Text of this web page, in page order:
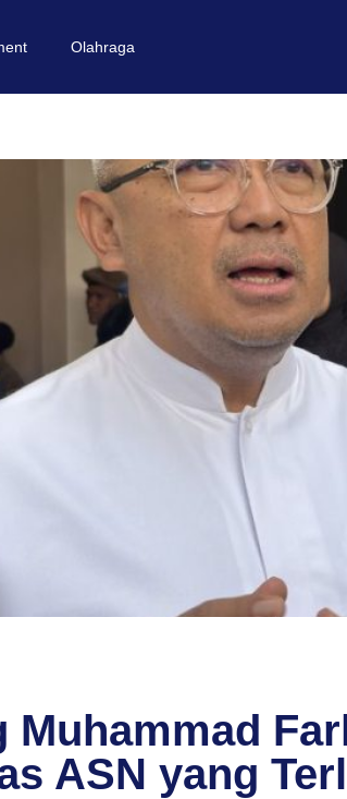
Olahraga
ASN yang